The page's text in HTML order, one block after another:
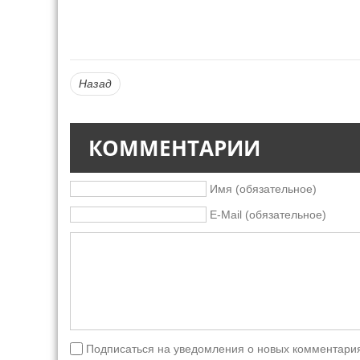
Назад
КОММЕНТАРИИ
Имя (обязательное)
E-Mail (обязательное)
Подписаться на уведомления о новых